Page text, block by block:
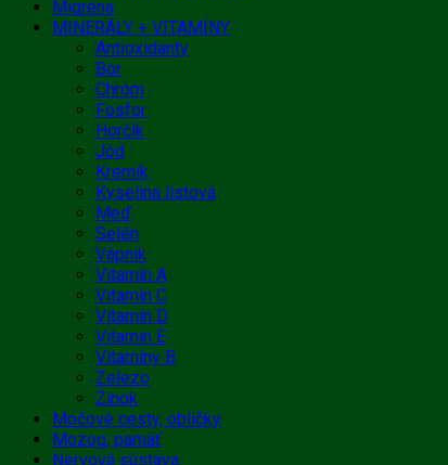
Migréna
MINERÁLY + VITAMÍNY
Antioxidanty
Bor
Chróm
Fosfor
Horčík
Jód
Kremík
Kyselina listová
Meď
Selén
Vápnik
Vitamín A
Vitamín C
Vitamín D
Vitamín E
Vitamíny B
Zelezo
Zinok
Močové cesty, obličky
Mozog, pamäť
Nervová sústava